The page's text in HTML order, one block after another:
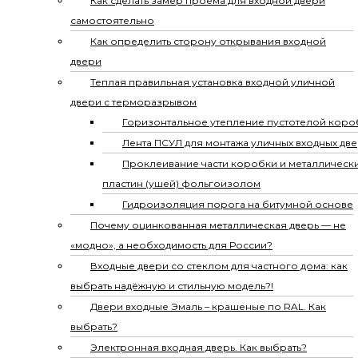
самостоятельно
Как определить сторону открывания входной
двери
Теплая правильная установка входной уличной
двери с терморазрывом
Горизонтальное утепление пустотелой
Лента ПСУЛ для монтажа уличных входных
Проклеивание части коробки и
пластин (ушей) фольгоизолом
Гидроизоляция порога на битумной основе
Почему оцинкованная металлическая дверь — не
«модно», а необходимость для России?
Входные двери со стеклом для частного дома: как
выбрать надёжную и стильную модель?!
Двери входные Эмаль – крашеные по RAL. Как
выбрать?
Электронная входная дверь. Как выбрать?